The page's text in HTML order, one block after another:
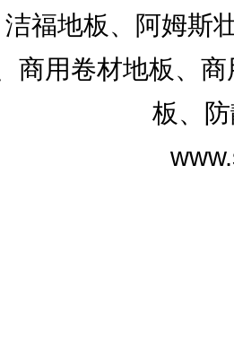
福地板、阿姆斯
商用卷材地板、
板、